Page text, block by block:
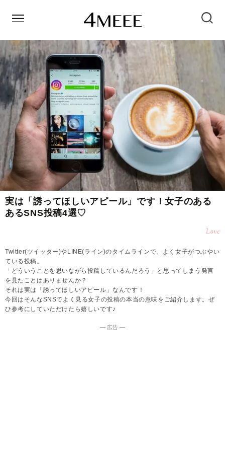
実は「誘ってほしいアピール」です！女子のある
あるSNS投稿4選♡
Love
Twitter(ツイッター)やLINE(ライン)のタイムラインで、よく女子がつぶやい
ている投稿。
「どういうことを思いながら投稿しているんだろう」と思ってしまう発言
を見たことはありませんか？
それは実は「誘ってほしいアピール」なんです！
今回はそんなSNSでよく見る女子の投稿の本当の意味をご紹介します。ぜ
ひ参考にしていただけたら嬉しいです♪
― 広告 ―